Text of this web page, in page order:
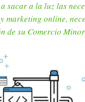
sacar a la luz las
y marketing online,
de su Comercio